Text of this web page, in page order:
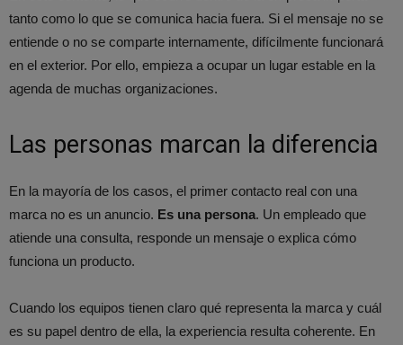
tanto como lo que se comunica hacia fuera. Si el mensaje no se
entiende o no se comparte internamente, difícilmente funcionará
en el exterior. Por ello, empieza a ocupar un lugar estable en la
agenda de muchas organizaciones.
Las personas marcan la diferencia
En la mayoría de los casos, el primer contacto real con una
marca no es un anuncio. Es una persona. Un empleado que
atiende una consulta, responde un mensaje o explica cómo
funciona un producto.
Cuando los equipos tienen claro qué representa la marca y cuál
es su papel dentro de ella, la experiencia resulta coherente. En